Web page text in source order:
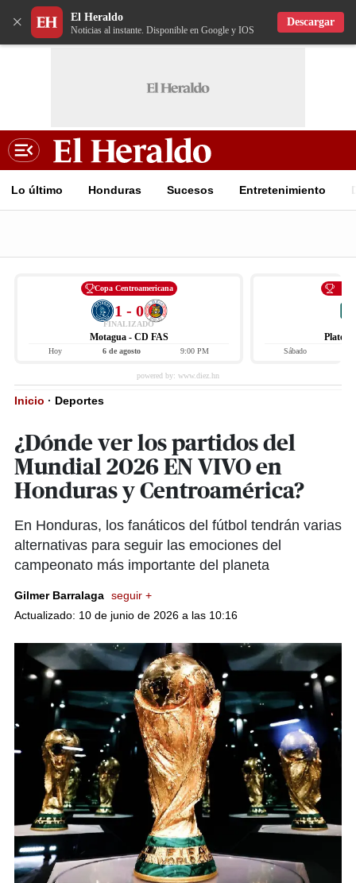
× El Heraldo
Noticias al instante. Disponible en Google y IOS
Descargar
Lo último Honduras Sucesos Entretenimiento
Copa Centroamericana
1 - 0
FINALIZADO
Motagua - CD FAS
Hoy 6 de agosto 9:00 PM Sábado
Inicio · Deportes
¿Dónde ver los partidos del
Mundial 2026 EN VIVO en
Honduras y Centroamérica?
En Honduras, los fanáticos del fútbol tendrán varias
alternativas para seguir las emociones del
campeonato más importante del planeta
Gilmer Barralaga seguir +
Actualizado: 10 de junio de 2026 a las 10:16